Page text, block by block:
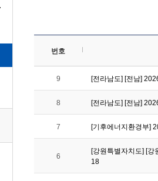
번호
9 [전라남도] [전남]
8 [전라남도] [전남]
7 [기후에너지환경부]
6
[강원특별자치도] [
18